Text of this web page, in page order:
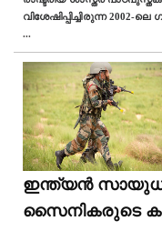
വിശേഷിപ്പിച്ചിരുന്ന
...
ഇന്ത്യന്‍
സൈനികരുടെ